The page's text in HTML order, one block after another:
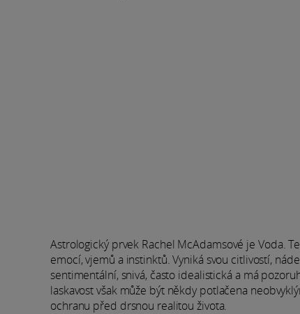
Astrologický prvek Rachel McAdamsové je Voda.
emocí, vjemů a instinktů. Vyniká svou citlivostí,
sentimentální, snivá, často idealistická a má
laskavost však může být někdy potlačena
ochranu před drsnou realitou života.